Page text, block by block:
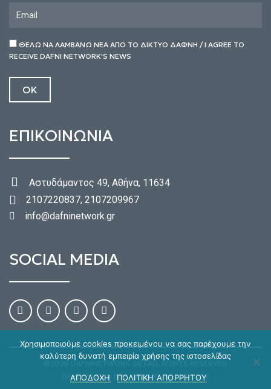
ΘΕΛΩ ΝΑ ΛΑΜΒΑΝΩ ΝΕΑ ΑΠΟ ΤΟ ΔΙΚΤΥΟ ΔΑΦΝΗ / I AGREE TO
RECEIVE DAFNI NETWORK'S NEWS
ΕΠΙΚΟΙΝΩΝΙΑ
Αστυδάμαντος 49, Αθήνα, 11634
2107220837, 2107209967
info@dafninetwork.gr
SOCIAL MEDIA
©2026 DAFNINETWORK.GR | ALL RIGHTS RESERVED
DEVELOPED & DESIGNED BYHIREMYCODE
Χρησιμοποιούμε cookies προκειμένου να σας παρέχουμε την
καλύτερη δυνατή εμπειρία χρήσης της ιστοσελίδας
ΑΠΟΔΟΧΗ ΠΟΛΙΤΙΚΗ ΑΠΟΡΡΗΤΟΥ